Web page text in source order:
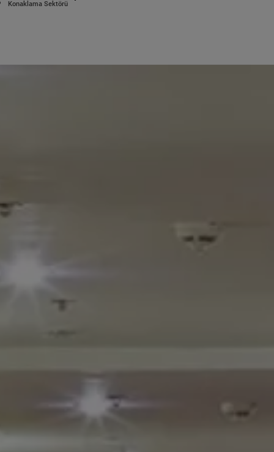
Konaklama Sektörü